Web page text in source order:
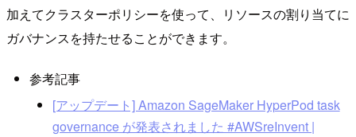
加えてクラスターポリシーを使って、リソースの割り当てに
ガバナンスを持たせることができます。
参考記事
[アップデート] Amazon SageMaker HyperPod task
governance が発表されました #AWSreInvent |